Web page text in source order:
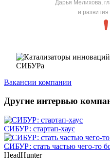
Дарья Мелихова,
и
Вакансии компании
Другие интервью
СИБУР: стартап-хаус
СИБУР: стать частью чего-то
HeadHunter